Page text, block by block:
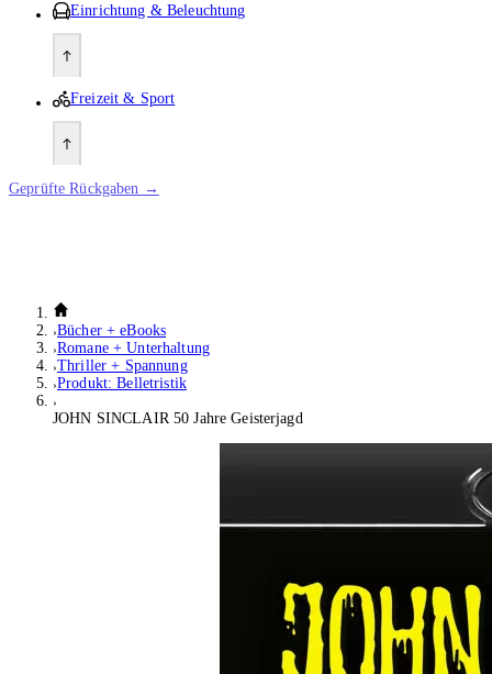
Einrichtung & Beleuchtung
Freizeit & Sport
Geprüfte Rückgaben →
Bücher + eBooks
Romane + Unterhaltung
Thriller + Spannung
Produkt: Belletristik
JOHN SINCLAIR 50 Jahre Geisterjagd